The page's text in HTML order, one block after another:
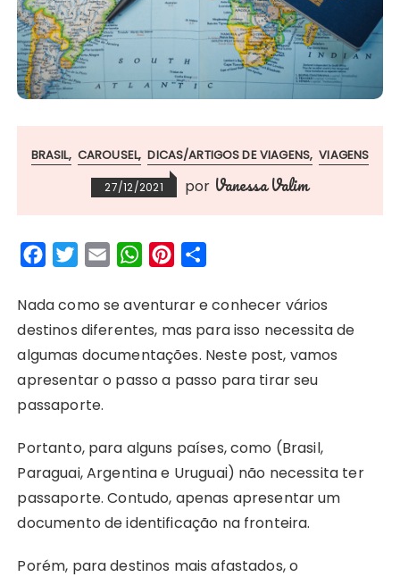
BRASIL CAROUSEL DICAS/ARTIGOS DE VIAGENS VIAGENS
27/12/2021 por Vanessa Valim
c
e
b
o
o
i
t
t
e
r
a
i
l
W
a
t
s
A
n
t
e
r
t
a
r
e
Nada como se aventurar e conhecer vários
destinos diferentes, mas para isso necessita de
algumas documentações. Neste post, vamos
apresentar o passo a passo para tirar seu
passaporte.
Portanto, para alguns países, como (Brasil,
Paraguai, Argentina e Uruguai) não necessita ter
passaporte. Contudo, apenas apresentar um
documento de identificação na fronteira.
Porém, para destinos mais afastados, o